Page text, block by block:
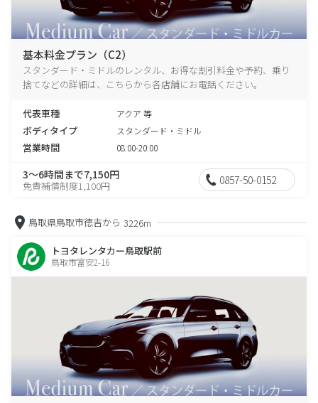
基本料金プラン（C2）
スタンダード・ミドルのレンタル、お得な割引料金や予約、乗り
捨てなどの詳細は、こちらから各店舗にお電話ください。
代表車種 アクア 等
ボディタイプ スタンダード・ミドル
営業時間 08:00-20:00
3～6時間まで7,150円
免責補償制度1,100円 0857-50-0152
鳥取県鳥取市徳吉から 3226m
トヨタレンタカー鳥取駅前
鳥取市富安2-16